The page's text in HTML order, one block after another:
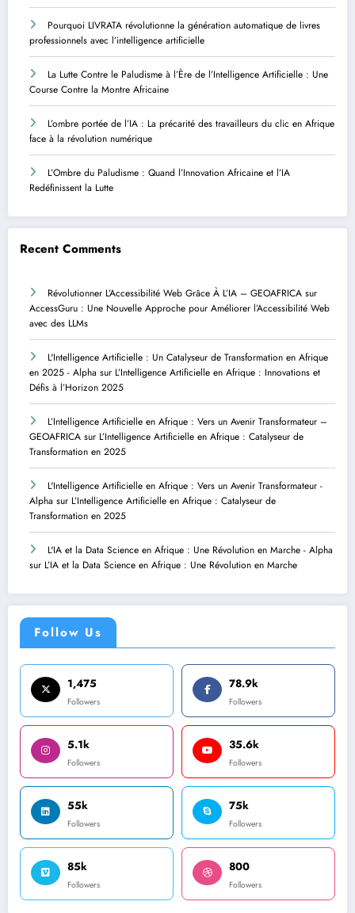
Pourquoi LIVRATA révolutionne la génération automatique de livres
professionnels avec l’intelligence artificielle
La Lutte Contre le Paludisme à l’Ère de l’Intelligence Artificielle : Une
Course Contre la Montre Africaine
L’ombre portée de l’IA : La précarité des travailleurs du clic en Afrique
face à la révolution numérique
L’Ombre du Paludisme : Quand l’Innovation Africaine et l’IA
Redéfinissent la Lutte
Recent Comments
Révolutionner L’Accessibilité Web Grâce À L’IA – GEOAFRICA sur
AccessGuru : Une Nouvelle Approche pour Améliorer l’Accessibilité Web
avec des LLMs
L'Intelligence Artificielle : Un Catalyseur de Transformation en Afrique
en 2025 - Alpha sur L’Intelligence Artificielle en Afrique : Innovations et
Défis à l’Horizon 2025
L’Intelligence Artificielle en Afrique : Vers un Avenir Transformateur –
GEOAFRICA sur L’Intelligence Artificielle en Afrique : Catalyseur de
Transformation en 2025
L'Intelligence Artificielle en Afrique : Vers un Avenir Transformateur -
Alpha sur L’Intelligence Artificielle en Afrique : Catalyseur de
Transformation en 2025
L'IA et la Data Science en Afrique : Une Révolution en Marche - Alpha
sur L’IA et la Data Science en Afrique : Une Révolution en Marche
Follow Us
1,475
Followers
78.9k
Followers
5.1k
Followers
35.6k
Followers
55k
Followers
75k
Followers
85k
Followers
800
Followers